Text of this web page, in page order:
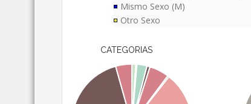
Mismo Sexo (M)
Otro Sexo
CATEGORIAS